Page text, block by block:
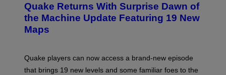
Y
I
M
A
G
E
N
S
H
M
A
Quake Returns With Surprise Dawn of
the Machine Update Featuring 19 New
Maps
Quake players can now access a brand-new episode
that brings 19 new levels and some familiar foes to the